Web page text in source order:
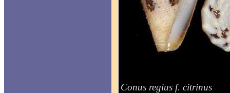
Conus regius f. citrinus